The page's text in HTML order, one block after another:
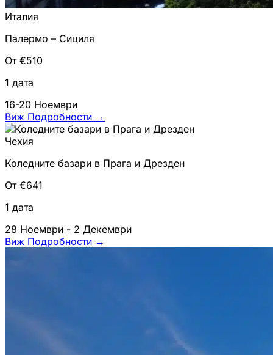
Италия
Палермо – Сициля
От €510
1 дата
16-20 Ноември
Виж Подробности →
Чехия
Коледните базари в Прага и Дрезден
От €641
1 дата
28 Ноември - 2 Декември
Виж Подробности →